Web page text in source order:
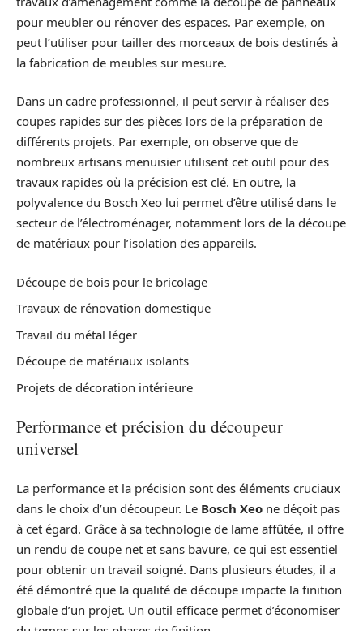
pour meubler ou rénover des espaces. Par exemple, on
peut l’utiliser pour tailler des morceaux de bois destinés à
la fabrication de meubles sur mesure.
Dans un cadre professionnel, il peut servir à réaliser des
coupes rapides sur des pièces lors de la préparation de
différents projets. Par exemple, on observe que de
nombreux artisans menuisier utilisent cet outil pour des
travaux rapides où la précision est clé. En outre, la
polyvalence du Bosch Xeo lui permet d’être utilisé dans le
secteur de l’électroménager, notamment lors de la découpe
de matériaux pour l’isolation des appareils.
Découpe de bois pour le bricolage
Travaux de rénovation domestique
Travail du métal léger
Découpe de matériaux isolants
Projets de décoration intérieure
Performance et précision du découpeur
universel
La performance et la précision sont des éléments cruciaux
dans le choix d’un découpeur. Le Bosch Xeo ne déçoit pas
à cet égard. Grâce à sa technologie de lame affûtée, il offre
un rendu de coupe net et sans bavure, ce qui est essentiel
pour obtenir un travail soigné. Dans plusieurs études, il a
été démontré que la qualité de découpe impacte la finition
globale d’un projet. Un outil efficace permet d’économiser